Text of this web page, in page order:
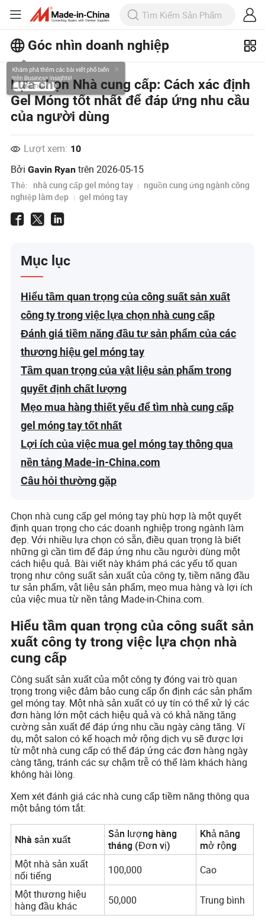
Góc nhìn doanh nghiệp
Khám phá thêm các bài viết phổ biến
trên Business Insights!
Xem Thêm
Lựa chọn Nhà cung cấp: Cách xác định
Gel Móng tốt nhất để đáp ứng nhu cầu
của người dùng
Lượt xem: 10
BởiGavin Ryan trên2026-05-15
Thẻ: nhà cung cấp gel móng tay
nguồn cung ứng ngành công
nghiệp làm đẹp
gel móng tay
Mục lục
Hiểu tầm quan trọng của công suất sản xuất
công ty trong việc lựa chọn nhà cung cấp
Đánh giá tiềm năng đầu tư sản phẩm của các
thương hiệu gel móng tay
Tầm quan trọng của vật liệu sản phẩm trong
quyết định chất lượng
Mẹo mua hàng thiết yếu để tìm nhà cung cấp
gel móng tay tốt nhất
Lợi ích của việc mua gel móng tay thông qua
nền tảng Made-in-China.com
Câu hỏi thường gặp
Chọn nhà cung cấp gel móng tay phù hợp là một quyết
định quan trọng cho các doanh nghiệp trong ngành làm
đẹp. Với nhiều lựa chọn có sẵn, điều quan trọng là biết
những gì cần tìm để đáp ứng nhu cầu người dùng một
cách hiệu quả. Bài viết này khám phá các yếu tố quan
trọng như công suất sản xuất của công ty, tiềm năng đầu
tư sản phẩm, vật liệu sản phẩm, mẹo mua hàng và lợi ích
của việc mua từ nền tảng Made-in-China.com.
Hiểu tầm quan trọng của công suất sản
xuất công ty trong việc lựa chọn nhà
cung cấp
Công suất sản xuất của một công ty đóng vai trò quan
trọng trong việc đảm bảo cung cấp ổn định các sản phẩm
gel móng tay. Một nhà sản xuất có uy tín có thể xử lý các
đơn hàng lớn một cách hiệu quả và có khả năng tăng
cường sản xuất để đáp ứng nhu cầu ngày càng tăng. Ví
dụ, một salon có kế hoạch mở rộng dịch vụ sẽ được lợi
từ một nhà cung cấp có thể đáp ứng các đơn hàng ngày
càng tăng, tránh các sự chậm trễ có thể làm khách hàng
không hài lòng.
Xem xét đánh giá các nhà cung cấp tiềm năng thông qua
một bảng tóm tắt:
Nhà sản xuất
Sản lượng hàng
tháng (Đơn vị)
Khả năng
mở rộng
Một nhà sản xuất
nổi tiếng
100,000
Cao
Một thương hiệu
hàng đầu khác
50,000 Trung bình